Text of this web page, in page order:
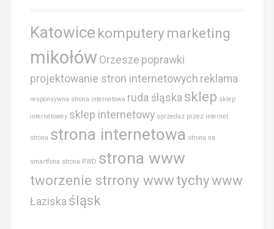
Katowice komputery marketing
mikołów Orzesze poprawki
projektowanie stron internetowych reklama
responsywna strona internetowa ruda śląska sklep sklep
internetowey sklep internetowy sprzedaz przez internet
strona strona internetowa strona na
smartfona strona RWD strona www
tworzenie strrony wwwtychywww
Łaziska śląsk